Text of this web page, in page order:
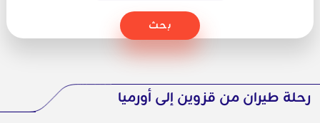
بحث
رحلة طيران من قزوين إلى أورميا